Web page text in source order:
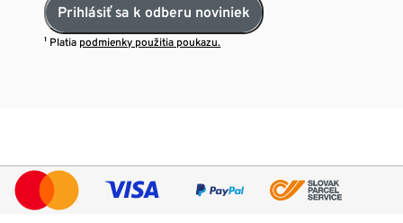
Prihlásiť sa k odberu noviniek
¹ Platia podmienky použitia poukazu.